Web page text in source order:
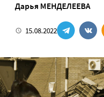
Дарья МЕНДЕЛЕЕВА
15.08.2022